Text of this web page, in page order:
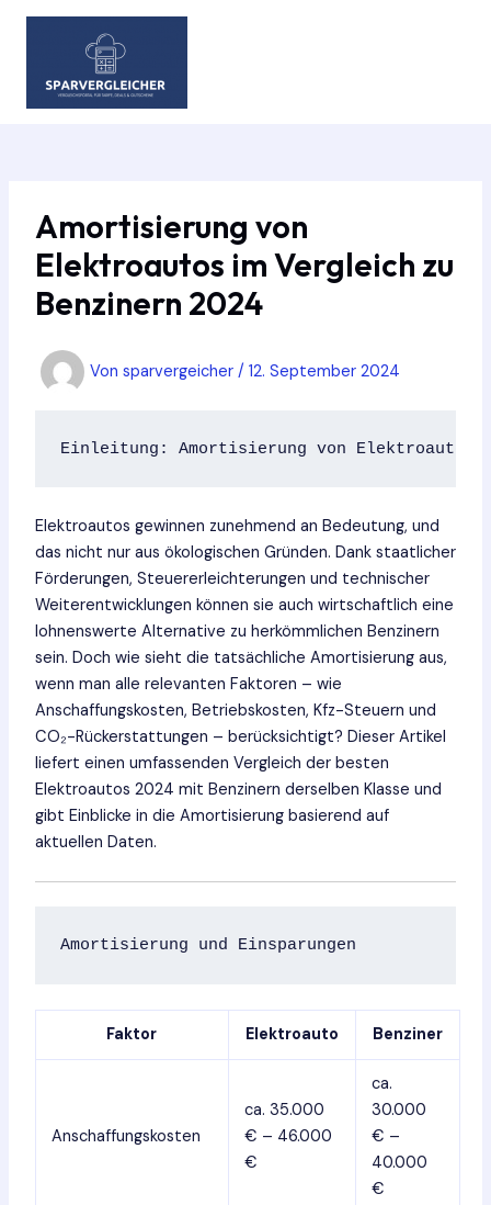
Zum
Amortisierung von
Elektroautos im Vergleich zu
Benzinern 2024
Von sparvergeicher / 12. September 2024
Einleitung: Amortisierung von Elektroautos
Elektroautos gewinnen zunehmend an Bedeutung, und
das nicht nur aus ökologischen Gründen. Dank staatlicher
Förderungen, Steuererleichterungen und technischer
Weiterentwicklungen können sie auch wirtschaftlich eine
lohnenswerte Alternative zu herkömmlichen Benzinern
sein. Doch wie sieht die tatsächliche Amortisierung aus,
wenn man alle relevanten Faktoren – wie
Anschaffungskosten, Betriebskosten, Kfz-Steuern und
CO₂-Rückerstattungen – berücksichtigt? Dieser Artikel
liefert einen umfassenden Vergleich der besten
Elektroautos 2024 mit Benzinern derselben Klasse und
gibt Einblicke in die Amortisierung basierend auf
aktuellen Daten.
Amortisierung und Einsparungen
Faktor Elektroauto Benziner
Anschaffungskosten
ca. 35.000
€ – 46.000
€
ca.
30.000
€ –
40.000
€